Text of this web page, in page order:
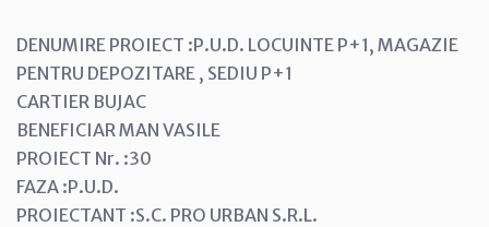
DENUMIRE PROIECT :P.U.D. LOCUINTE P+1, MAGAZIE
PENTRU DEPOZITARE , SEDIU P+1
CARTIER BUJAC
BENEFICIAR MAN VASILE
PROIECT Nr. :30
FAZA :P.U.D.
PROIECTANT :S.C. PRO URBAN S.R.L.